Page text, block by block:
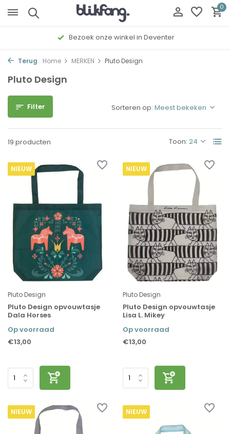
0
Gratis cadeau inpakservice
Terug Home MERKEN Pluto Design
Pluto Design
Filter
19 producten Toon:
Sorteren op:
NIEUW
Pluto Design
Pluto Design opvouwtasje
Dala Horses
Op voorraad
€13,00
NIEUW
Pluto Design
Pluto Design opvouwtasje
Lisa L. Mikey
Op voorraad
€13,00
NIEUW NIEUW